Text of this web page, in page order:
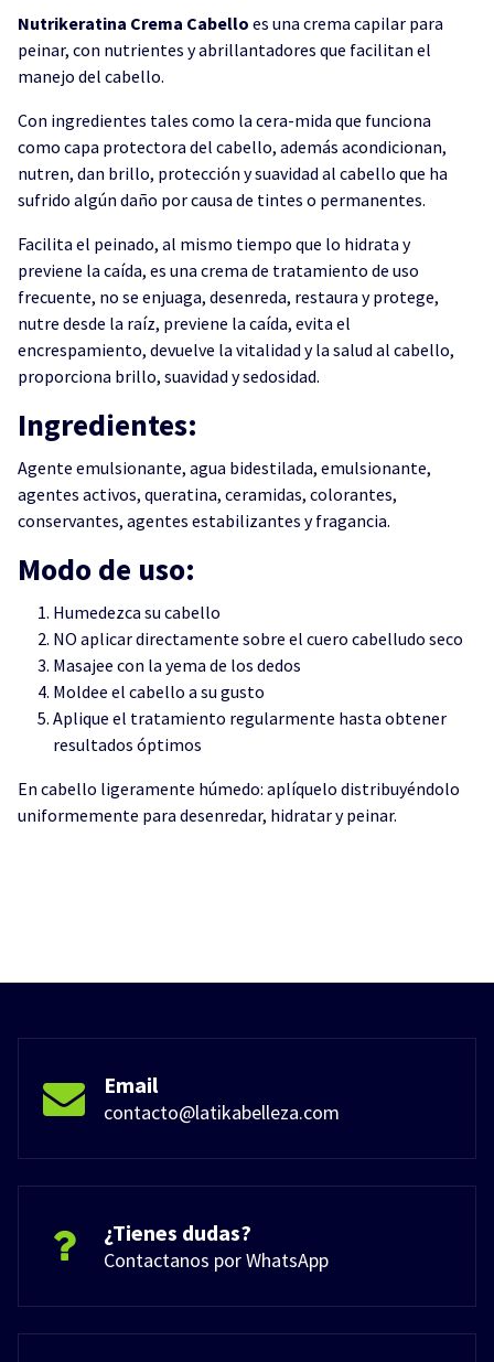
Nutrikeratina Crema Cabello es una crema capilar para
peinar, con nutrientes y abrillantadores que facilitan el
manejo del cabello.
Con ingredientes tales como la cera-mida que funciona
como capa protectora del cabello, además acondicionan,
nutren, dan brillo, protección y suavidad al cabello que ha
sufrido algún daño por causa de tintes o permanentes.
Facilita el peinado, al mismo tiempo que lo hidrata y
previene la caída, es una crema de tratamiento de uso
frecuente, no se enjuaga, desenreda, restaura y protege,
nutre desde la raíz, previene la caída, evita el
encrespamiento, devuelve la vitalidad y la salud al cabello,
proporciona brillo, suavidad y sedosidad.
Ingredientes:
Agente emulsionante, agua bidestilada, emulsionante,
agentes activos, queratina, ceramidas, colorantes,
conservantes, agentes estabilizantes y fragancia.
Modo de uso:
Humedezca su cabello
NO aplicar directamente sobre el cuero cabelludo seco
Masajee con la yema de los dedos
Moldee el cabello a su gusto
Aplique el tratamiento regularmente hasta obtener
resultados óptimos
En cabello ligeramente húmedo: aplíquelo distribuyéndolo
uniformemente para desenredar, hidratar y peinar.
Email
contacto@latikabelleza.com
¿Tienes dudas?
Contactanos por WhatsApp